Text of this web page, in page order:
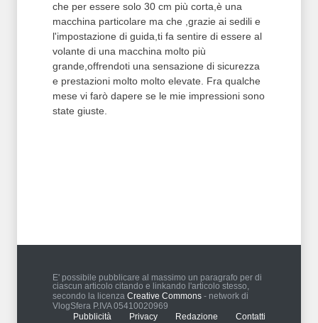
che per essere solo 30 cm più corta,è una
macchina particolare ma che ,grazie ai sedili e
l'impostazione di guida,ti fa sentire di essere al
volante di una macchina molto più
grande,offrendoti una sensazione di sicurezza
e prestazioni molto molto elevate. Fra qualche
mese vi farò dapere se le mie impressioni sono
state giuste.
E' possibile pubblicare al massimo un paragrafo per di
ciascun articolo citando e linkando l'articolo stesso,
secondo la licenza Creative Commons - network di
VlogSfera P.IVA 05410020969
Pubblicità
Privacy Redazione Contatti